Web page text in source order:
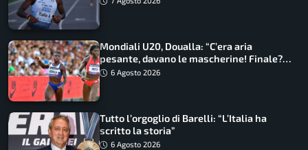
Mondiali U20, Doualla: “C’era aria
pesante, davano le mascherine! Finale?
Non ho nulla da perdere”
6 Agosto 2026
Tutto l’orgoglio di Barelli: “L’Italia ha
scritto la storia”
6 Agosto 2026